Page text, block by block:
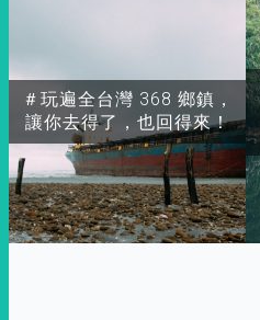
＃玩遍全台灣 368 鄉鎮，
讓你去得了，也回得來！